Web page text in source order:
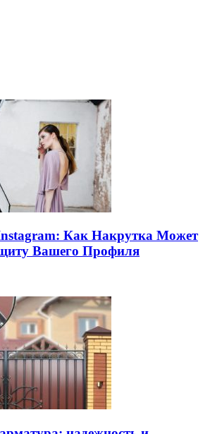
Как Накрутка Может
Вашего Профиля